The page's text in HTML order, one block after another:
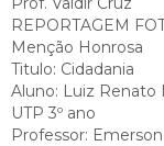
REPORTAGEM
Menção Honrosa
Titulo: Cidadania
Aluno: Luiz Renato
UTP 3º ano
Professor: